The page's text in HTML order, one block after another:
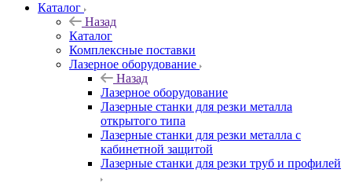
Каталог
Назад
Каталог
Комплексные поставки
Лазерное оборудование
Назад
Лазерное оборудование
Лазерные станки для резки металла
открытого типа
Лазерные станки для резки металла с
кабинетной защитой
Лазерные станки для резки труб и профилей